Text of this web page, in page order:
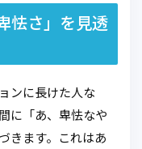
怯さ」を見透
ンに長けた人な
に「あ、卑怯なや
きます。これはあ